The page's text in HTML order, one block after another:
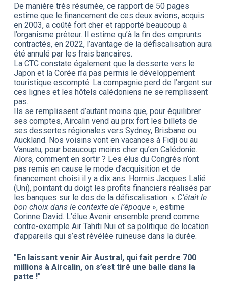
De manière très résumée, ce rapport de 50 pages
estime que le financement de ces deux avions, acquis
en 2003, a coûté fort cher et rapporté beaucoup à
l’organisme prêteur. Il estime qu’à la fin des emprunts
contractés, en 2022, l’avantage de la défiscalisation aura
été annulé par les frais bancaires.
La CTC constate également que la desserte vers le
Japon et la Corée n’a pas permis le développement
touristique escompté. La compagnie perd de ­­l’argent sur
ces lignes et les hôtels calédoniens ne se remplissent
pas.
Ils se remplissent d’autant moins que, pour équilibrer
ses comptes, Aircalin vend au prix fort les billets de
ses dessertes régionales vers Sydney, Brisbane ou
Auckland. Nos voisins vont en vacances à Fidji ou au
Vanuatu, pour beaucoup moins cher qu’en Calédonie.
Alors, comment en sortir ? Les élus du Congrès n’ont
pas remis en cause le mode d’acquisition et de
financement choisi il y a dix ans. Hormis Jacques Lalié
(Uni), pointant du doigt les profits financiers réalisés par
les banques sur le dos de la défiscalisation. « C’était le
bon choix dans le contexte de l’époque», estime
Corinne David. L’élue Avenir ensemble prend comme
contre-exemple Air Tahiti Nui et sa politique de location
d’appareils qui s’est révélée ruineuse dans la durée.
"En laissant venir Air Austral, qui fait perdre 700
millions à Aircalin, on s’est tiré une balle dans la
patte !"